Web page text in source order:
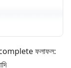
ফলাফল: